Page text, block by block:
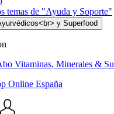
temas de "Ayuda y Soporte"
Vitaminas, Minerales &